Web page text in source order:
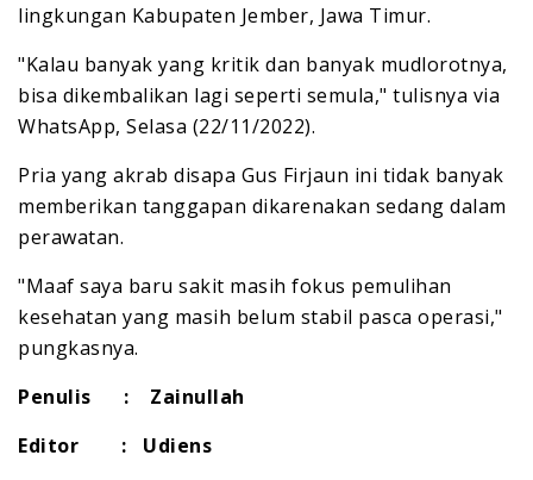
lingkungan Kabupaten Jember, Jawa Timur.
"Kalau banyak yang kritik dan banyak mudlorotnya,
bisa dikembalikan lagi seperti semula," tulisnya via
WhatsApp, Selasa (22/11/2022).
Pria yang akrab disapa Gus Firjaun ini tidak banyak
memberikan tanggapan dikarenakan sedang dalam
perawatan.
"Maaf saya baru sakit masih fokus pemulihan
kesehatan yang masih belum stabil pasca operasi,"
pungkasnya.
Penulis : Zainullah
Editor : Udiens